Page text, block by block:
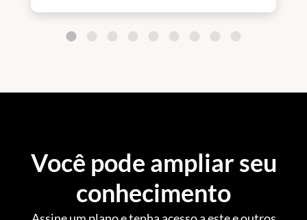
Você pode ampliar seu
conhecimento